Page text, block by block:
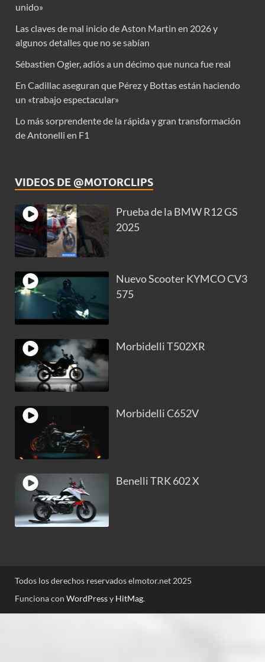
unido»
Las claves de mal inicio de Aston Martin en 2026 y
algunos detalles que no se sabían
Sébastien Ogier, adiós a un décimo que nunca fue real
En Cadillac aseguran que Pérez y Bottas están haciendo
un «trabajo espectacular»
Lo más sorprendente de la rápida y gran transformación
de Antonelli en F1
VIDEOS DE @MOTORCLIPS
Prueba de la BMW R12 GS
2025
Nuevo Scooter KYMCO CV3
575
Morbidelli T502XR
Morbidelli C652V
Benelli TRK 602 X
Todos los derechos reservados elmotor.net 2025
Funciona con WordPressy HitMag.